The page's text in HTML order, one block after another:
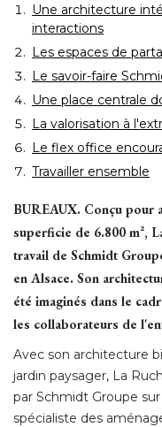
Une architecture
interactions
Les espaces de
Le savoir-faire
Une place centrale
La valorisation à
Le flex office
Travailler ensemble
BUREAUX. Conçu pour
superficie de 6.800 m²,
travail de Schmidt
en Alsace. Son
été imaginés dans le
les collaborateurs de
Avec son architecture
jardin paysager, La
par Schmidt Groupe
spécialiste des